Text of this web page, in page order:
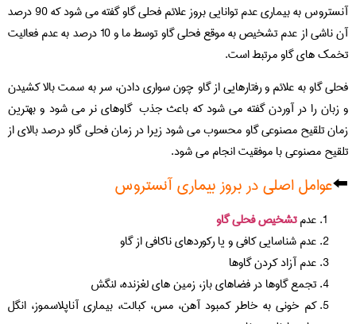
آنستروس به بیماری عدم توانایی بروز علائم فحلی گاو گفته می شود که 90 درصد
آن ناشی از عدم تشخیص به موقع فحلی گاو توسط ما و 10 درصد به عدم فعالیت
تخمک های گاو مرتبط است.
فحلی گاو به علائم و رفتارهایی از گاو چون سواری دادن، سر به سمت بالا کشیدن
و زبان را در آوردن گفته می شود که باعث جذب گاوهای نر می شود و بهترین
زمان تلقیح مصنوعی گاو محسوب می شود زیرا در زمان فحلی گاو درصد بالای از
تلقیح مصنوعی با موفقیت انجام می شود.
⬅️عوامل اصلی در بروز بیماری آنستروس
عدمتشخیص فحلی گاو
عدم شناسایی کافی و یا رکوردهای ناکافی از گاو
عدم آزاد کردن گاوها
تجمع گاوها در فضاهای باز، زمین های لغزنده، لنگش
کم خونی به خاطر کمبود آهن، مس، کبالت، بیماری آناپلاسموز، انگل